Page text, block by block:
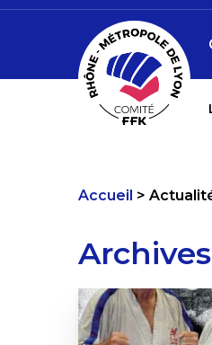
Accueil
Archives